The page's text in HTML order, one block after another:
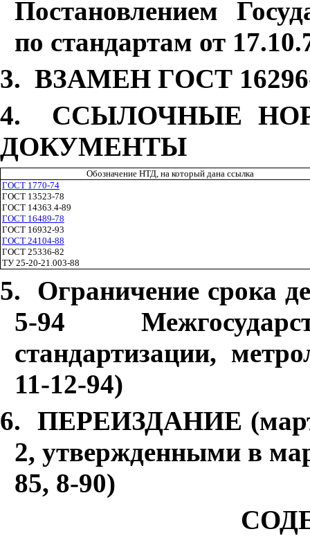
Постановлением
по стандартам от
3. ВЗАМЕН ГОСТ
4.
ССЫЛОЧНЫЕ
ДОКУМЕНТЫ
Обозначение НТД, на который дана ссылка
ГОСТ 1770-74
ГОСТ 13523-78
ГОСТ 14363.4-89
ГОСТ 16489-78
ГОСТ 16932-93
ГОСТ 24104-88
ГОСТ 25336-82
ТУ 25-20-21.003-88
5.
Ограничение срока
5-94
стандартизации,
11-12-94)
6.
ПЕРЕИЗДАНИЕ (март
2, утвержденными в
85, 8-90)